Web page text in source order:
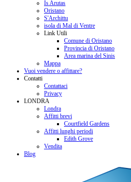
Is Arutas
Oristano
S'Archittu
isola di Mal di Ventre
Link Utili
Comune di Oristano
Provincia di Oristano
Area marina del Sinis
Mappa
Vuoi vendere o affittare?
Contatti
Contattaci
Privacy
LONDRA
Londra
Affitti brevi
Courtfield Gardens
Affitti lunghi periodi
Edith Grove
Vendita
Blog